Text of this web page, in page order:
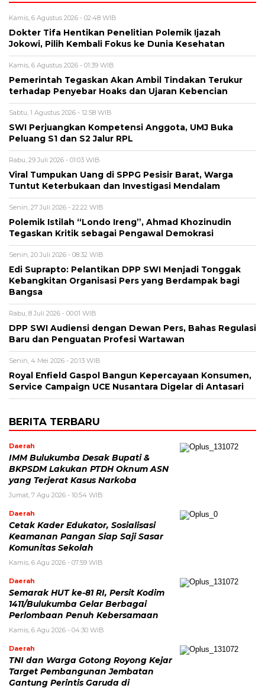
Kamis, 6 Agustus 2026 - 02:48 WIB
Dokter Tifa Hentikan Penelitian Polemik Ijazah
Jokowi, Pilih Kembali Fokus ke Dunia Kesehatan
Kamis, 6 Agustus 2026 - 01:39 WIB
Pemerintah Tegaskan Akan Ambil Tindakan Terukur
terhadap Penyebar Hoaks dan Ujaran Kebencian
Sabtu, 1 Agustus 2026 - 12:58 WIB
SWI Perjuangkan Kompetensi Anggota, UMJ Buka
Peluang S1 dan S2 Jalur RPL
Rabu, 29 Juli 2026 - 01:03 WIB
Viral Tumpukan Uang di SPPG Pesisir Barat, Warga
Tuntut Keterbukaan dan Investigasi Mendalam
Senin, 27 Juli 2026 - 22:22 WIB
Polemik Istilah “Londo Ireng”, Ahmad Khozinudin
Tegaskan Kritik sebagai Pengawal Demokrasi
Senin, 20 Juli 2026 - 08:32 WIB
Edi Suprapto: Pelantikan DPP SWI Menjadi Tonggak
Kebangkitan Organisasi Pers yang Berdampak bagi
Bangsa
Rabu, 8 Juli 2026 - 00:01 WIB
DPP SWI Audiensi dengan Dewan Pers, Bahas Regulasi
Baru dan Penguatan Profesi Wartawan
Senin, 4 Mei 2026 - 20:13 WIB
Royal Enfield Gaspol Bangun Kepercayaan Konsumen,
Service Campaign UCE Nusantara Digelar di Antasari
BERITA TERBARU
Daerah
IMM Bulukumba Desak Bupati &
BKPSDM Lakukan PTDH Oknum ASN
yang Terjerat Kasus Narkoba
Jumat, 7 Agu 2026 - 10:54 WIB
Daerah
Cetak Kader Edukator, Sosialisasi
Keamanan Pangan Siap Saji Sasar
Komunitas Sekolah
Kamis, 6 Agu 2026 - 07:59 WIB
Daerah
Semarak HUT ke-81 RI, Persit Kodim
1411/Bulukumba Gelar Berbagai
Perlombaan Penuh Kebersamaan
Kamis, 6 Agu 2026 - 04:30 WIB
Daerah
TNI dan Warga Gotong Royong Kejar
Target Pembangunan Jembatan
Gantung Perintis Garuda di